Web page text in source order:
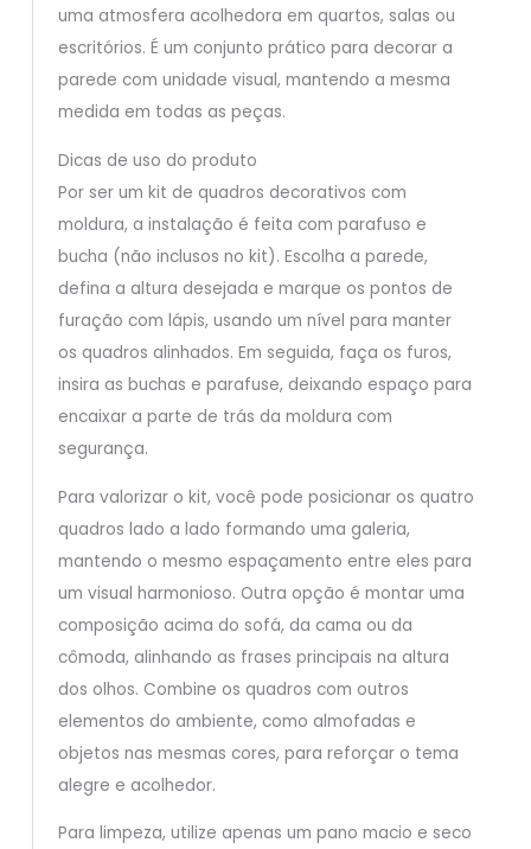
uma atmosfera acolhedora em quartos, salas ou
escritórios. É um conjunto prático para decorar a
parede com unidade visual, mantendo a mesma
medida em todas as peças.
Dicas de uso do produto
Por ser um kit de quadros decorativos com
moldura, a instalação é feita com parafuso e
bucha (não inclusos no kit). Escolha a parede,
defina a altura desejada e marque os pontos de
furação com lápis, usando um nível para manter
os quadros alinhados. Em seguida, faça os furos,
insira as buchas e parafuse, deixando espaço para
encaixar a parte de trás da moldura com
segurança.
Para valorizar o kit, você pode posicionar os quatro
quadros lado a lado formando uma galeria,
mantendo o mesmo espaçamento entre eles para
um visual harmonioso. Outra opção é montar uma
composição acima do sofá, da cama ou da
cômoda, alinhando as frases principais na altura
dos olhos. Combine os quadros com outros
elementos do ambiente, como almofadas e
objetos nas mesmas cores, para reforçar o tema
alegre e acolhedor.
Para limpeza, utilize apenas um pano macio e seco